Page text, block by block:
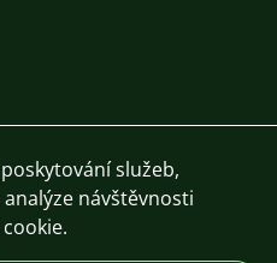
služeb,
návštěvnosti